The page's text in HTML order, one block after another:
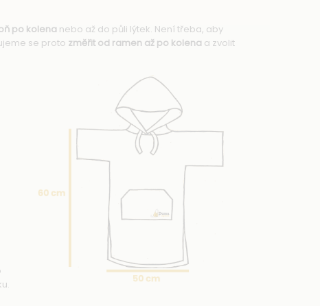
po kolena nebo až do půli lýtek. Není třeba, aby
se proto změřit od ramen až po kolena a zvolit